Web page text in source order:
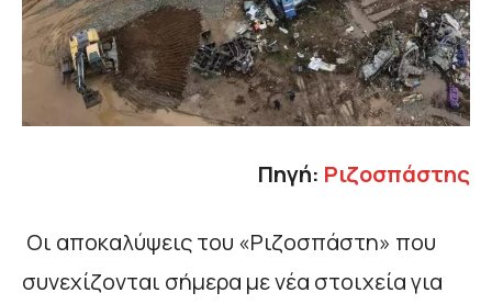
Πηγή: Ριζοσπάστης
Οι αποκαλύψεις του «Ριζοσπάστη» που
συνεχίζονται σήμερα με νέα στοιχεία για